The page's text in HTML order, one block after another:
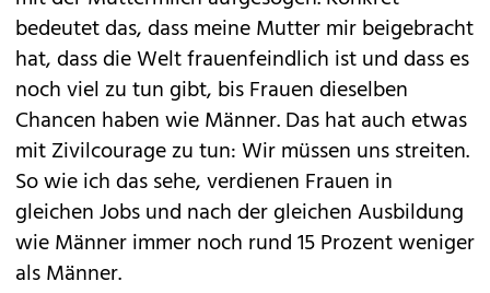
bedeutet das, dass meine Mutter mir beigebracht
hat, dass die Welt frauenfeindlich ist und dass es
noch viel zu tun gibt, bis Frauen dieselben
Chancen haben wie Männer. Das hat auch etwas
mit Zivilcourage zu tun: Wir müssen uns streiten.
So wie ich das sehe, verdienen Frauen in
gleichen Jobs und nach der gleichen Ausbildung
wie Männer immer noch rund 15 Prozent weniger
als Männer.